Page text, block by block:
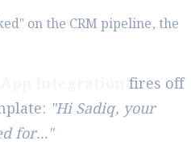
on the CRM pipeline, the
fires off
"Hi Sadiq, your
for..."